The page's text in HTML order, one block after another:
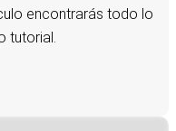
encontrarás todo lo
tutorial.